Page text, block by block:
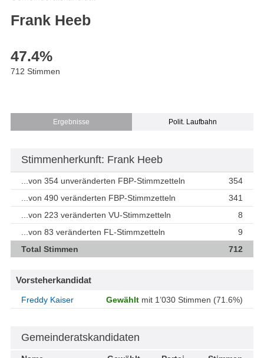
Frank Heeb
47.4%
712 Stimmen
Ergebnisse Polit. Laufbahn
Stimmenherkunft: Frank Heeb
...von 354 unveränderten FBP-Stimmzetteln
354
...von 490 veränderten FBP-Stimmzetteln
341
...von 223 veränderten VU-Stimmzetteln
8
...von 83 veränderten FL-Stimmzetteln
9
Total Stimmen
712
Vorsteherkandidat
Freddy Kaiser Gewählt mit 1’030 Stimmen (71.6%)
Gemeinderatskandidaten